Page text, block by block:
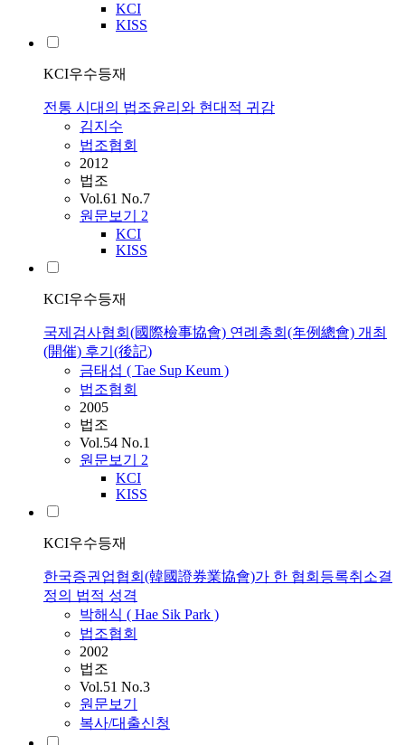
KCI
KISS
KCI우수등재
전통 시대의 법조윤리와 현대적 귀감
김지수
법조협회
2012
법조
Vol.61 No.7
원문보기 2
KCI
KISS
KCI우수등재
국제검사협회(國際檢事協會) 연례총회(年例總會) 개최
(開催) 후기(後記)
금태섭 ( Tae Sup Keum )
법조협회
2005
법조
Vol.54 No.1
원문보기 2
KCI
KISS
KCI우수등재
한국증권업협회(韓國證券業協會)가 한 협회등록취소결
정의 법적 성격
박해식 ( Hae Sik Park )
법조협회
2002
법조
Vol.51 No.3
원문보기
복사/대출신청